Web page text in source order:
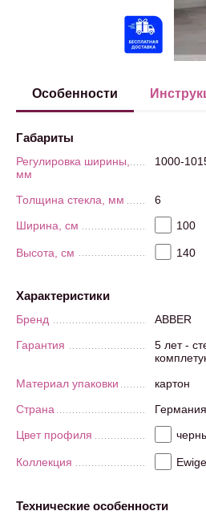
Особенности
Габариты
Регулировка ширины,
мм
1000-
Толщина стекла, мм
6
Ширина, см
100
Высота, см 140
Характеристики
Бренд
ABBER
Гарантия
5 лет -
Материал упаковки
картон
Страна
Германия
Цвет профиля
Коллекция
Технические особенности